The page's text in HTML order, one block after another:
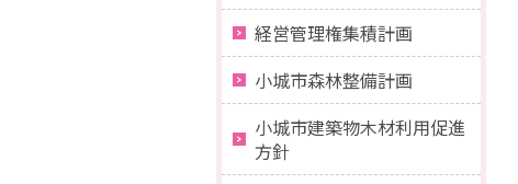
経営管理権集積計画
小城市森林整備計画
小城市建築物木材利用促進
方針